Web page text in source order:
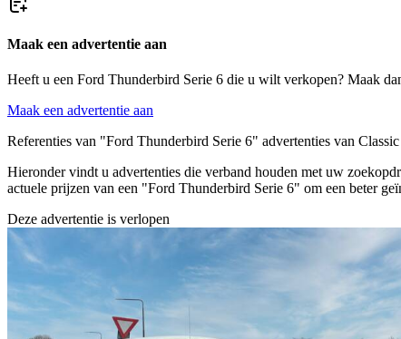
Ford V8
Maak een advertentie aan
Heeft u een Ford Thunderbird Serie 6 die u wilt verkopen? Maak
Maak een advertentie aan
Referenties van "Ford Thunderbird Serie 6" advertenties van
Hieronder vindt u advertenties die verband houden met uw
actuele prijzen van een "Ford Thunderbird Serie 6" om een beter
Deze advertentie is verlopen